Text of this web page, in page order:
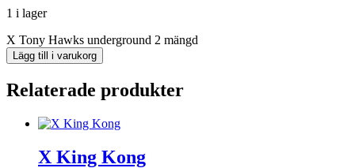
1 i lager
X Tony Hawks underground 2 mängd
Lägg till i varukorg
Relaterade produkter
X King Kong